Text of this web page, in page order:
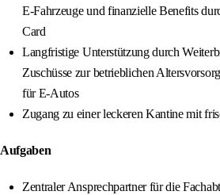
E-Fahrzeuge und finanzielle Benefits
Card
Langfristige Unterstützung durch
Zuschüsse zur betrieblichen
für E-Autos
Zugang zu einer leckeren Kantine mit
Aufgaben
Zentraler Ansprechpartner für die